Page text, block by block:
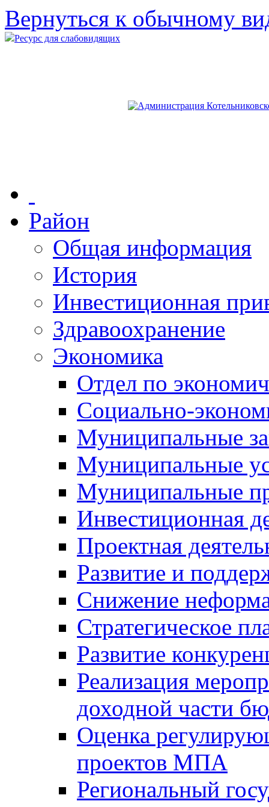
Вернуться к обычному
Ресурс для слабовидящих
Район
Общая информация
История
Инвестиционная
Здравоохранение
Экономика
Отдел по
Социально-
Муниципальные
Муниципальные
Муниципальные
Инвестиционная
Проектная
Развитие и
Снижение
Стратегическое
Развитие
Реализация
доходной части
Оценка
проектов МПА
Региональный